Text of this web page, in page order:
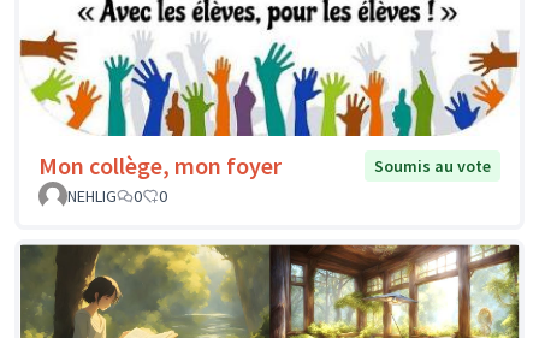
Mon collège, mon foyer
Soumis au vote
NEHLIG
0 0